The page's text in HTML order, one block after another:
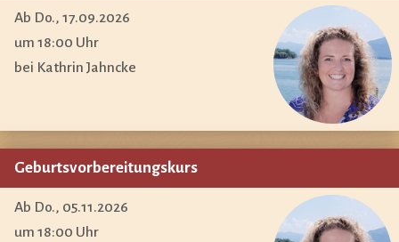
Ab Do., 17.09.2026
um 18:00 Uhr
bei Kathrin Jahncke
Geburtsvorbereitungskurs
Ab Do., 05.11.2026
um 18:00 Uhr